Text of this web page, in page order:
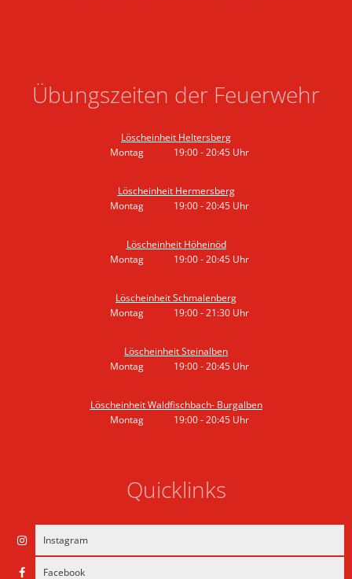
Übungszeiten der Feuerwehr
Löscheinheit Heltersberg
Montag
19:00-20:45 Uhr
Löscheinheit Hermersberg
Montag
19:00-20:45 Uhr
Löscheinheit Höheinöd
Montag
19:00-20:45 Uhr
Löscheinheit Schmalenberg
Montag
19:00-21:30 Uhr
Löscheinheit Steinalben
Montag
19:00-20:45 Uhr
Löscheinheit Waldfischbach- Burgalben
Montag
19:00-20:45 Uhr
Quicklinks
Instagram
Facebook